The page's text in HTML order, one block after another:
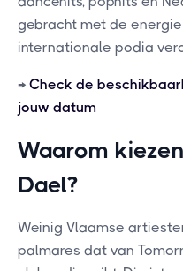
gebracht met de
internationale podia
→ Check de
jouw datum
Waarom
Dael?
Weinig Vlaamse
palmares dat van